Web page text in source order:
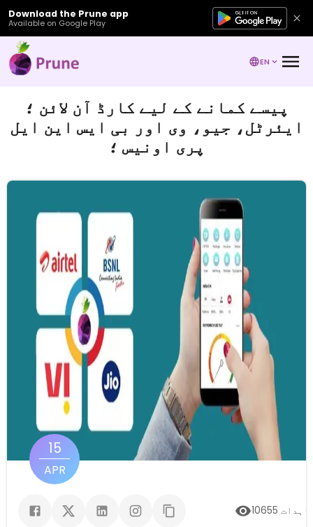
Download the Prune app
Available on Google Play
EN
پیسے کمانے کے لیے کارڈ آن لائن ؛
ایئرٹل، جیو، وی اور بی ایس این ایل
پری اونیس ؛
15
APR
10655